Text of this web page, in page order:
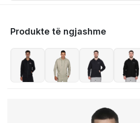
Produkte të ngjashme